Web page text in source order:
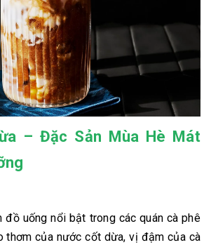
– Đặc Sản Mùa Hè Mát
đồ uống nổi bật trong các quán cà phê
thơm của nước cốt dừa, vị đậm của cà